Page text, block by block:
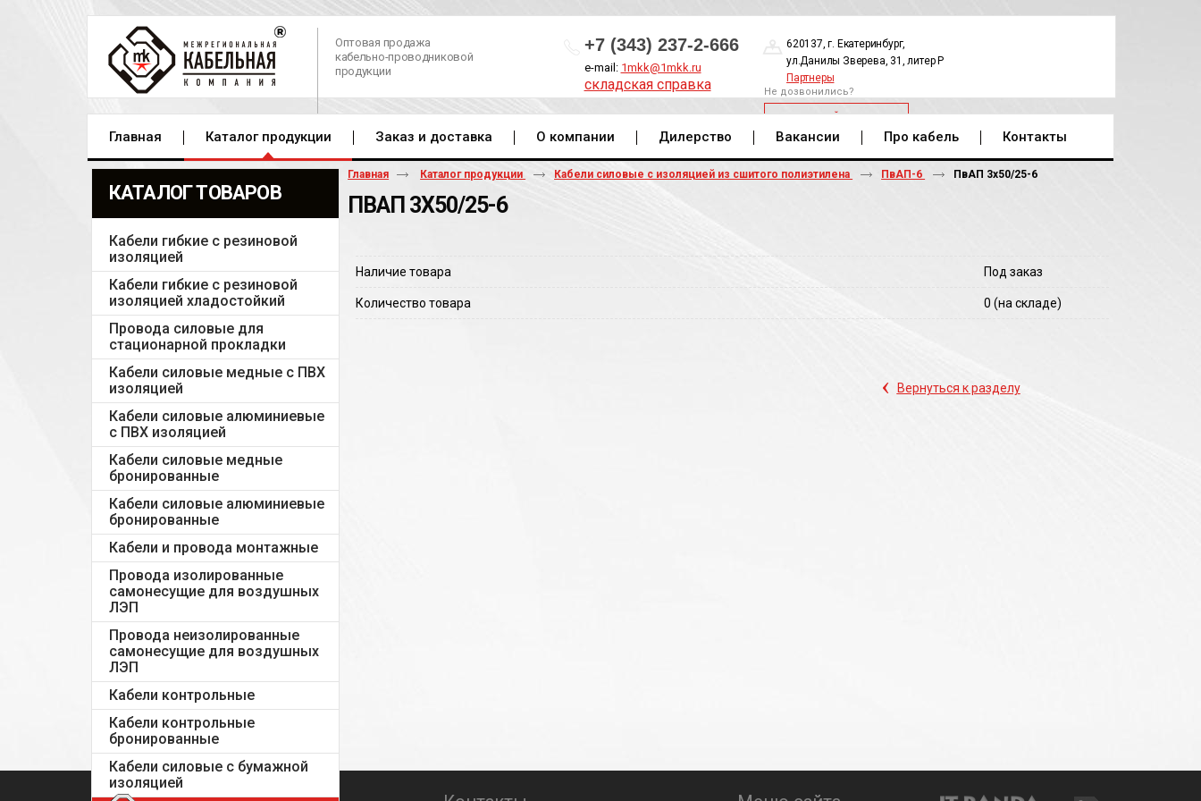
Оптовая продажа
кабельно-проводниковой
продукции
+7 (343) 237-2-666
e-mail: 1mkk@1mkk.ru
складская справка
620137, г. Екатеринбург,
ул.Данилы Зверева, 31, литер Р
Партнеры
Не дозвонились?
ОБРАТНЫЙ ЗВОНОК
Главная Каталог продукции Заказ и доставка О компании Дилерство Вакансии Про кабель Контакты
КАТАЛОГ ТОВАРОВ
Кабели гибкие с резиновой
изоляцией
Кабели гибкие с резиновой
изоляцией хладостойкий
Провода силовые для
стационарной прокладки
Кабели силовые медные с ПВХ
изоляцией
Кабели силовые алюминиевые
с ПВХ изоляцией
Кабели силовые медные
бронированные
Кабели силовые алюминиевые
бронированные
Кабели и провода монтажные
Провода изолированные
самонесущие для воздушных
ЛЭП
Провода неизолированные
самонесущие для воздушных
ЛЭП
Кабели контрольные
Кабели контрольные
бронированные
Кабели силовые с бумажной
изоляцией
Главная Каталог продукции Кабели силовые с изоляцией из сшитого полиэтилена ПвАП-6 ПвАП 3х50/25-6
ПВАП 3Х50/25-6
Наличие товара Под заказ
Количество товара 0 (на складе)
‹ Вернуться к разделу